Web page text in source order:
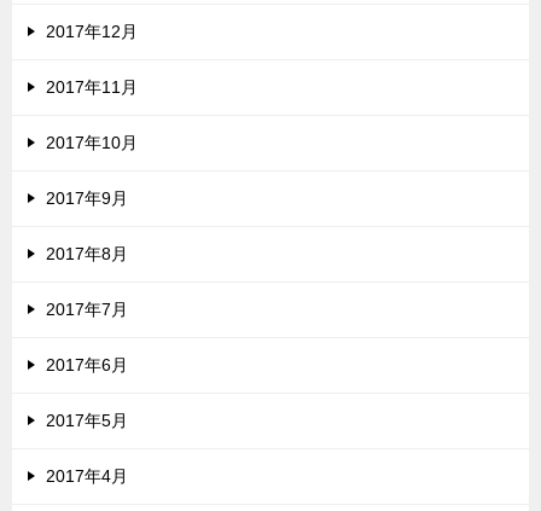
2017年12月
2017年11月
2017年10月
2017年9月
2017年8月
2017年7月
2017年6月
2017年5月
2017年4月